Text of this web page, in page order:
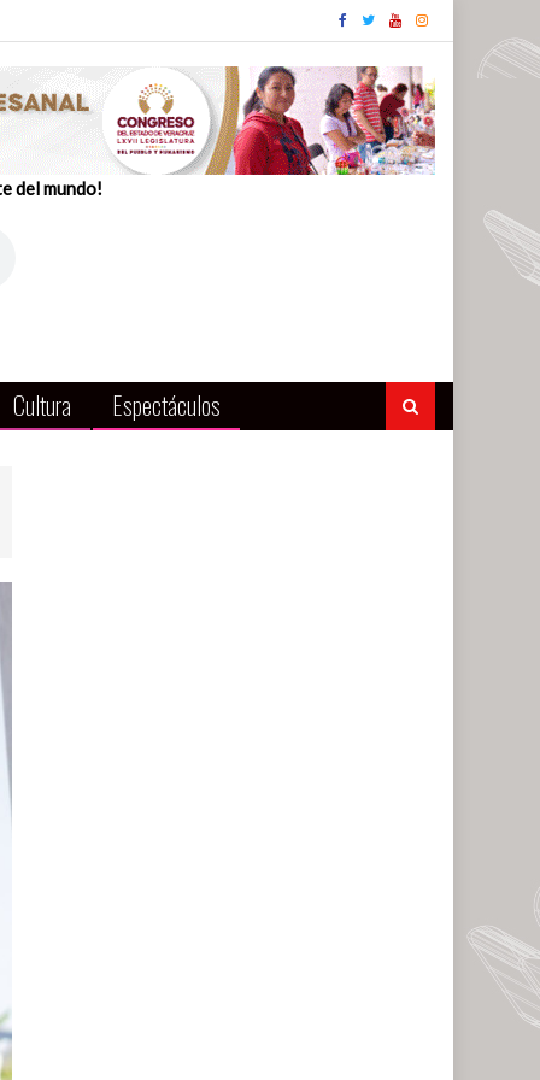
del mundo!
Cultura Espectáculos